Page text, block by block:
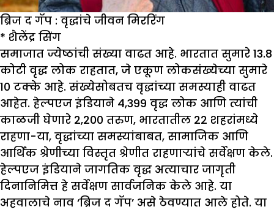
ब्रिज द गॅप : वृद्धांचे जीवन मिररिंग
* शैलेंद्र सिंग
समाजात ज्येष्ठांची संख्या वाढत आहे. भारतात सुमारे 13.8
कोटी वृद्ध लोक राहतात, जे एकूण लोकसंख्येच्या सुमारे
10 टक्के आहे. संख्येसोबतच वृद्धांच्या समस्याही वाढत
आहेत. हेल्पएज इंडियाने 4,399 वृद्ध लोक आणि त्यांची
काळजी घेणारे 2,200 तरुण, भारतातील 22 शहरांमध्ये
राहणा-या, वृद्धांच्या समस्यांबाबत, सामाजिक आणि
आर्थिक श्रेणीच्या विस्तृत श्रेणीत राहणाऱ्यांचे सर्वेक्षण केले.
हेल्पएज इंडियाने जागतिक वृद्ध अत्याचार जागृती
दिनानिमित्त हे सर्वेक्षण सार्वजनिक केले आहे. या
अहवालाचे नाव ‘ब्रिज द गॅप’ असे ठेवण्यात आले होते. या